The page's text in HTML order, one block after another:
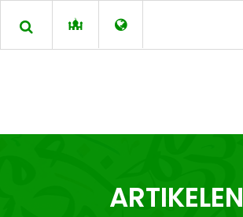
ARTIKELEN